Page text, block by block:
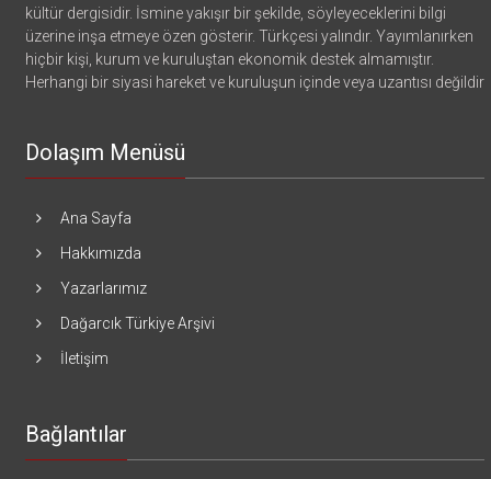
kültür dergisidir. İsmine yakışır bir şekilde, söyleyeceklerini bilgi
üzerine inşa etmeye özen gösterir. Türkçesi yalındır. Yayımlanırken
hiçbir kişi, kurum ve kuruluştan ekonomik destek almamıştır.
Herhangi bir siyasi hareket ve kuruluşun içinde veya uzantısı değildir
Dolaşım Menüsü
Ana Sayfa
Hakkımızda
Yazarlarımız
Dağarcık Türkiye Arşivi
İletişim
Bağlantılar